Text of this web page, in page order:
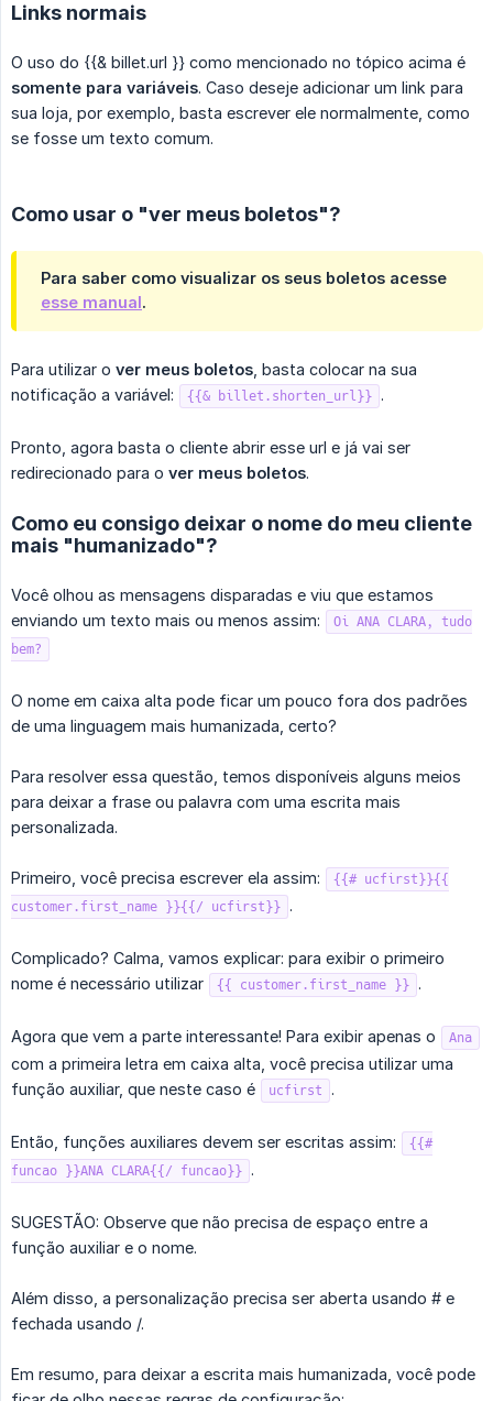
Links normais
O uso do {{& billet.url }} como mencionado no tópico acima é
somente para variáveis. Caso deseje adicionar um link para
sua loja, por exemplo, basta escrever ele normalmente, como
se fosse um texto comum.
Como usar o "ver meus boletos"?
Para saber como visualizar os seus boletos acesse
esse manual.
Para utilizar o ver meus boletos , basta colocar na sua
notificação a variável:
{{& billet.shorten_url}} .
Pronto, agora basta o cliente abrir esse url e já vai ser
redirecionado para o ver meus boletos.
Como eu consigo deixar o nome do meu cliente
mais "humanizado"?
Você olhou as mensagens disparadas e viu que estamos
enviando um texto mais ou menos assim:
Oi ANA CLARA, tudo
bem?
O nome em caixa alta pode ficar um pouco fora dos padrões
de uma linguagem mais humanizada, certo?
Para resolver essa questão, temos disponíveis alguns meios
para deixar a frase ou palavra com uma escrita mais
personalizada.
Primeiro, você precisa escrever ela assim:
{{# ucfirst}}{{
customer.first_name }}{{/ ucfirst}} .
Complicado? Calma, vamos explicar: para exibir o primeiro
nome é necessário utilizar
{{ customer.first_name }} .
Agora que vem a parte interessante! Para exibir apenas o Ana
com a primeira letra em caixa alta, você precisa utilizar uma
função auxiliar, que neste caso é
ucfirst .
Então, funções auxiliares devem ser escritas assim:
{{#
funcao }}ANA CLARA{{/ funcao}} .
SUGESTÃO: Observe que não precisa de espaço entre a
função auxiliar e o nome.
Além disso, a personalização precisa ser aberta usando # e
fechada usando /.
Em resumo, para deixar a escrita mais humanizada, você pode